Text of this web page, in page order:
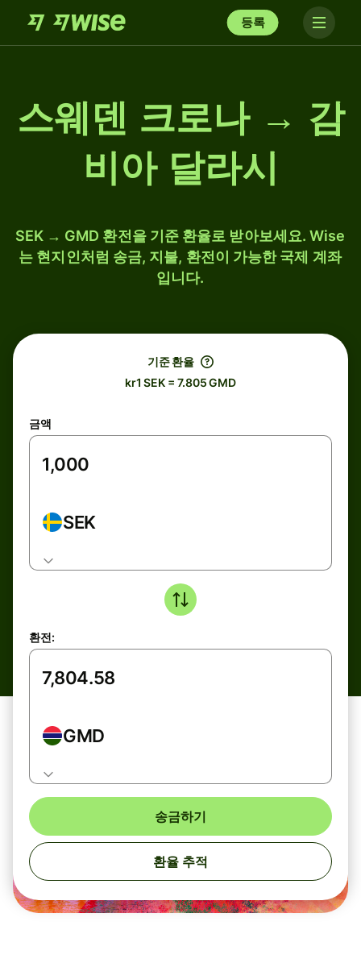
등록
스웨덴 크로나 → 감
비아 달라시
SEK → GMD 환전을 기준 환율로 받아보세요. Wise
는 현지인처럼 송금, 지불, 환전이 가능한 국제 계좌
입니다.
기준 환율
kr1 SEK = 7.805 GMD
금액
SEK
환전:
GMD
송금하기
환율 추적